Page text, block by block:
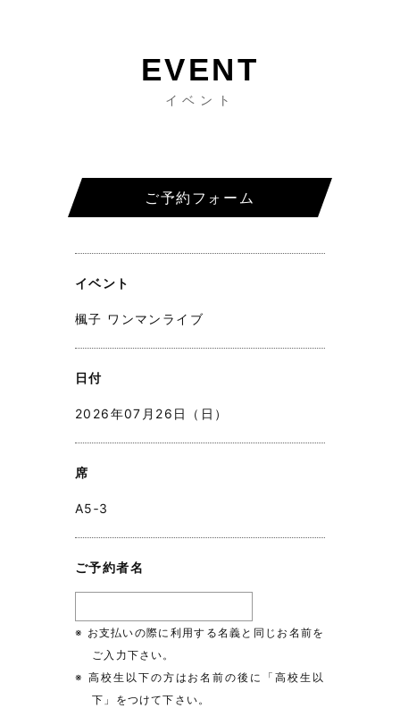
イベント
ご予約フォーム
イベント
楓子 ワンマンライブ
日付
2026年07月26日（日）
席
A5‐3
ご予約者名
※ お支払いの際に利用する名義と同じお名前を
ご入力下さい。
※ 高校生以下の方はお名前の後に「高校生以
下」をつけて下さい。